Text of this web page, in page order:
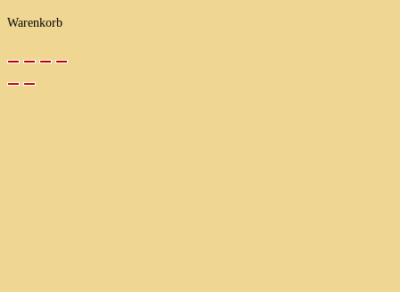
Warenkorb